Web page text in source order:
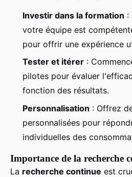
Investir dans la formation :
votre équipe est
pour offrir une expérience
Tester et itérer :
pilotes pour évaluer
fonction des résultats.
Personnalisation : Offrez
personnalisées pour
individuelles des
Importance de la recherche
La recherche continue est